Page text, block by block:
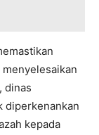
dinas
diperkenankan
kepada